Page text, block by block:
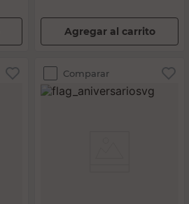
Agregar al carrito
Comparar